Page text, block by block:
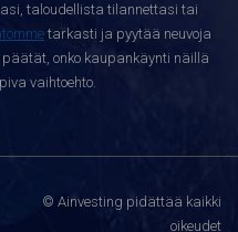
taloudellista tilannettasi tai
tarkasti ja pyytää neuvoja
onko kaupankäynti näillä
vaihtoehto.
© Ainvesting pidättää kaikki
oikeudet